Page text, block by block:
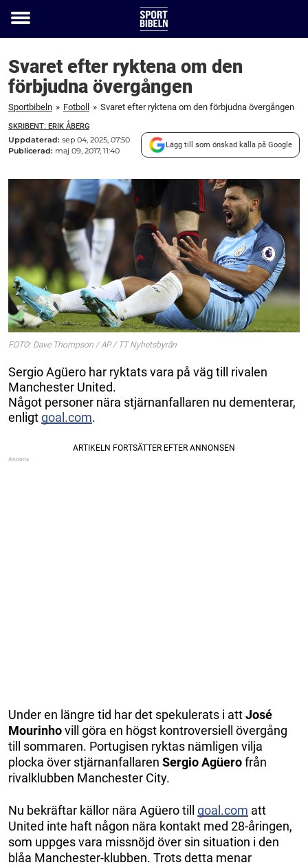
Toggle
Svaret efter ryktena om den
förbjudna övergången
Sportbibeln » Fotboll » Svaret efter ryktena om den förbjudna övergången
SKRIBENT: ERIK ÅBERG
Uppdaterad: sep 04, 2025, 07:50
Publicerad: maj 09, 2017, 11:40
Lägg till som önskad källa på Google
FOTO: Dave Thompson / AP / TT Nyhetsbyrån
Sergio Agüero har ryktats vara på väg till rivalen
Manchester United.
Något personer nära stjärnanfallaren nu dementerar,
enligtgoal.com.
Under en längre tid har det spekulerats i attJosé
Mourinhovill göra en högst kontroversiell övergång
till sommaren. Portugisen ryktas nämligen vilja
plocka över stjärnanfallaren Sergio Agüerofrån
rivalklubben Manchester City.
Nu bekräftar källor nära Agüero till goal.com att
United inte haft någon nära kontakt med 28-åringen,
som uppges vara missnöjd över sin situation i den
blåa Manchester-klubben. Trots detta menar